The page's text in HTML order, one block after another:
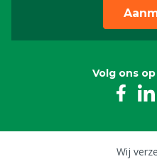
Volg ons
Wij